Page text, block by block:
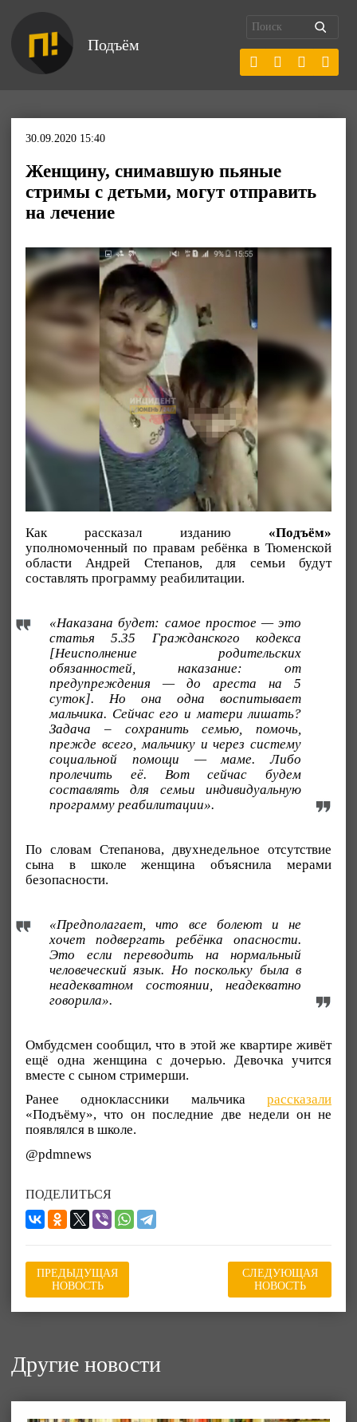
Подъём
30.09.2020 15:40
Женщину, снимавшую пьяные
стримы с детьми, могут отправить
на лечение
Как рассказал изданию «Подъём»
уполномоченный по правам ребёнка в Тюменской
области Андрей Степанов, для семьи будут
составлять программу реабилитации.
«Наказана будет: самое простое — это
статья 5.35 Гражданского кодекса
[Неисполнение родительских
обязанностей, наказание: от
предупреждения — до ареста на 5
суток]. Но она одна воспитывает
мальчика. Сейчас его и матери лишать?
Задача – сохранить семью, помочь,
прежде всего, мальчику и через систему
социальной помощи — маме. Либо
пролечить её. Вот сейчас будем
составлять для семьи индивидуальную
программу реабилитации».
По словам Степанова, двухнедельное отсутствие
сына в школе женщина объяснила мерами
безопасности.
«Предполагает, что все болеют и не
хочет подвергать ребёнка опасности.
Это если переводить на нормальный
человеческий язык. Но поскольку была в
неадекватном состоянии, неадекватно
говорила».
Омбудсмен сообщил, что в этой же квартире живёт
ещё одна женщина с дочерью. Девочка учится
вместе с сыном стримерши.
Ранее одноклассники мальчика рассказали
«Подъёму», что он последние две недели он не
появлялся в школе.
@pdmnews
ПОДЕЛИТЬСЯ
ПРЕДЫДУЩАЯ
НОВОСТЬ
СЛЕДУЮЩАЯ
НОВОСТЬ
Другие новости